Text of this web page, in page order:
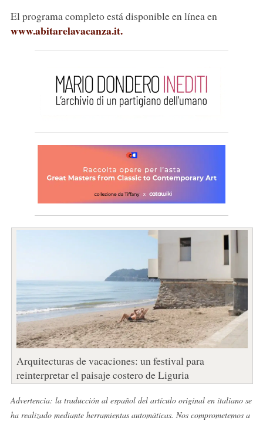
El programa completo está disponible en línea en
www.abitarelavacanza.it.
Arquitecturas de vacaciones: un festival para
reinterpretar el paisaje costero de Liguria
Advertencia: la traducción al español del artículo original en italiano se
ha realizado mediante herramientas automáticas. Nos comprometemos a